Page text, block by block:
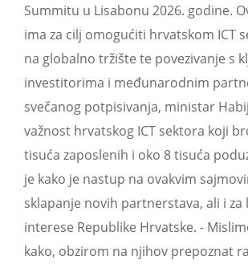
Summitu u Lisabonu 2026. godine.
ima za cilj omogućiti hrvatskom ICT
na globalno tržište te povezivanje s
investitorima i međunarodnim
svečanog potpisivanja, ministar
važnost hrvatskog ICT sektora koji
tisuća zaposlenih i oko 8 tisuća
je kako je nastup na ovakvim
sklapanje novih partnerstava, ali i za
interese Republike Hrvatske. -
kako, obzirom na njihov prepoznat